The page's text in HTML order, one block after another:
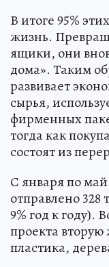
В итоге 95%
жизнь.
ящики, они
дома». Таким
развивает
сырья,
фирменных
тогда как
состоят из
С января по
отправлено 328
9% год к году).
проекта
пластика,